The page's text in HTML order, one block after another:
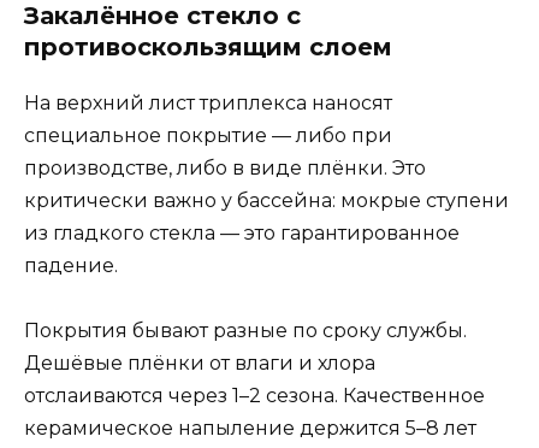
Закалённое стекло с
противоскользящим слоем
На верхний лист триплекса наносят
специальное покрытие — либо при
производстве, либо в виде плёнки. Это
критически важно у бассейна: мокрые ступени
из гладкого стекла — это гарантированное
падение.
Покрытия бывают разные по сроку службы.
Дешёвые плёнки от влаги и хлора
отслаиваются через 1–2 сезона. Качественное
керамическое напыление держится 5–8 лет